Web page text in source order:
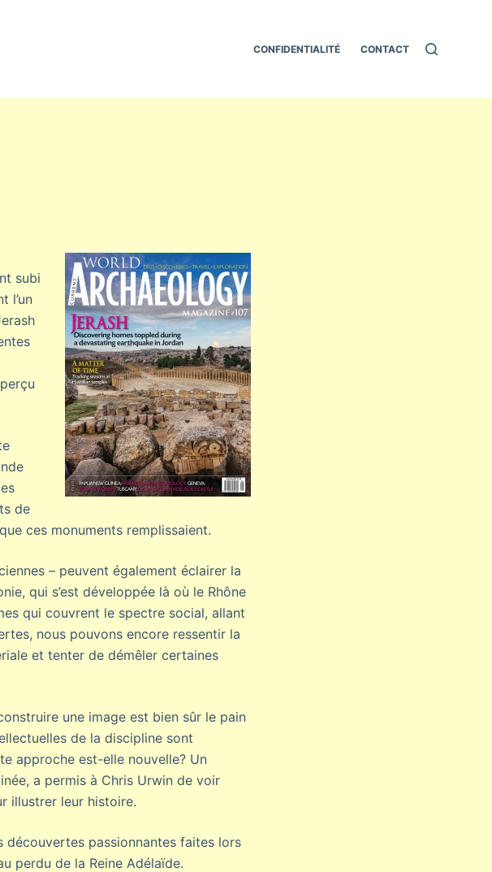
CONFIDENTIALITÉ CONTACT
subi
l’un
de
ces monuments remplissaient.
– peuvent également éclairer la
qui s’est développée là où le Rhône
qui couvrent le spectre social, allant
nous pouvons encore ressentir la
et tenter de démêler certaines
une image est bien sûr le pain
de la discipline sont
approche est-elle nouvelle? Un
a permis à Chris Urwin de voir
illustrer leur histoire.
découvertes passionnantes faites lors
perdu de la Reine Adélaïde.